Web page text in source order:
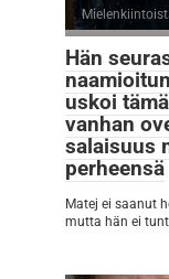
Hän
uskoi
vanhan
salaisuus
perheensä
Matej ei saanut
mutta hän ei